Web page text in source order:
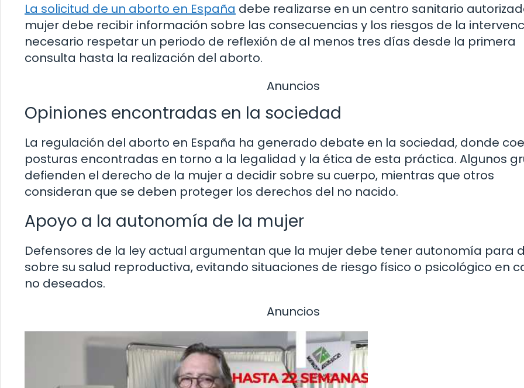
La solicitud de un aborto en España debe realizarse en un centro sanitario
mujer debe recibir información sobre las consecuencias y los riesgos de la
necesario respetar un periodo de reflexión de al menos tres días desde la primera
consulta hasta la realización del aborto.
Anuncios
Opiniones encontradas en la sociedad
La regulación del aborto en España ha generado debate en la sociedad, donde
posturas encontradas en torno a la legalidad y la ética de esta práctica. Algunos
defienden el derecho de la mujer a decidir sobre su cuerpo, mientras que otros
consideran que se deben proteger los derechos del no nacido.
Apoyo a la autonomía de la mujer
Defensores de la ley actual argumentan que la mujer debe tener autonomía para
sobre su salud reproductiva, evitando situaciones de riesgo físico o psicológico en
no deseados.
Anuncios